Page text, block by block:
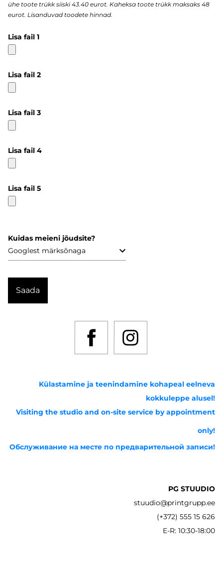
ühe toote trükk siiski 43.40 eurot. Kaheksa toote trükk maksaks 48
eurot. Lisanduvad toodete hinnad.
Lisa fail 1
Lisa fail 2
Lisa fail 3
Lisa fail 4
Lisa fail 5
Kuidas meieni jõudsite?
Külastamine ja teenindamine kohapeal eelneva
kokkuleppe alusel!
Visiting the studio and on-site service by appointment
only!
Обслуживание на месте по предварительной записи!
PG STUUDIO
stuudio@printgrupp.ee
(+372) 555 15 626
E-R: 10:30-18:00